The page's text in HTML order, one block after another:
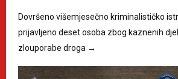
Dovršeno višemjesečno kriminalističko
prijavljeno deset osoba zbog kaznenih
zlouporabe droga →